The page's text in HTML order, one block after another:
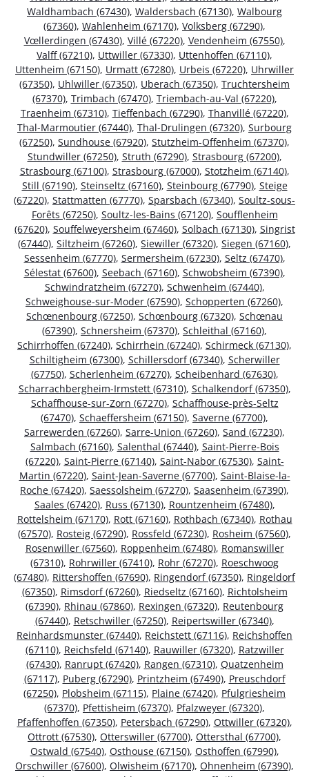
Waldhambach (67430), Waldersbach (67130), Walbourg
(67360), Wahlenheim (67170), Volksberg (67290),
Vœllerdingen (67430), Villé (67220), Vendenheim (67550),
Valff (67210), Uttwiller (67330), Uttenhoffen (67110),
Uttenheim (67150), Urmatt (67280), Urbeis (67220), Uhrwiller
(67350), Uhlwiller (67350), Uberach (67350), Truchtersheim
(67370), Trimbach (67470), Triembach-au-Val (67220),
Traenheim (67310), Tieffenbach (67290), Thanvillé (67220),
Thal-Marmoutier (67440), Thal-Drulingen (67320), Surbourg
(67250), Sundhouse (67920), Stutzheim-Offenheim (67370),
Stundwiller (67250), Struth (67290), Strasbourg (67200),
Strasbourg (67100), Strasbourg (67000), Stotzheim (67140),
Still (67190), Steinseltz (67160), Steinbourg (67790), Steige
(67220), Stattmatten (67770), Sparsbach (67340), Soultz-sous-
Forêts (67250), Soultz-les-Bains (67120), Soufflenheim
(67620), Souffelweyersheim (67460), Solbach (67130), Singrist
(67440), Siltzheim (67260), Siewiller (67320), Siegen (67160),
Sessenheim (67770), Sermersheim (67230), Seltz (67470),
Sélestat (67600), Seebach (67160), Schwobsheim (67390),
Schwindratzheim (67270), Schwenheim (67440),
Schweighouse-sur-Moder (67590), Schopperten (67260),
Schœnenbourg (67250), Schœnbourg (67320), Schœnau
(67390), Schnersheim (67370), Schleithal (67160),
Schirrhoffen (67240), Schirrhein (67240), Schirmeck (67130),
Schiltigheim (67300), Schillersdorf (67340), Scherwiller
(67750), Scherlenheim (67270), Scheibenhard (67630),
Scharrachbergheim-Irmstett (67310), Schalkendorf (67350),
Schaffhouse-sur-Zorn (67270), Schaffhouse-près-Seltz
(67470), Schaeffersheim (67150), Saverne (67700),
Sarrewerden (67260), Sarre-Union (67260), Sand (67230),
Salmbach (67160), Salenthal (67440), Saint-Pierre-Bois
(67220), Saint-Pierre (67140), Saint-Nabor (67530), Saint-
Martin (67220), Saint-Jean-Saverne (67700), Saint-Blaise-la-
Roche (67420), Saessolsheim (67270), Saasenheim (67390),
Saales (67420), Russ (67130), Rountzenheim (67480),
Rottelsheim (67170), Rott (67160), Rothbach (67340), Rothau
(67570), Rosteig (67290), Rossfeld (67230), Rosheim (67560),
Rosenwiller (67560), Roppenheim (67480), Romanswiller
(67310), Rohrwiller (67410), Rohr (67270), Roeschwoog
(67480), Rittershoffen (67690), Ringendorf (67350), Ringeldorf
(67350), Rimsdorf (67260), Riedseltz (67160), Richtolsheim
(67390), Rhinau (67860), Rexingen (67320), Reutenbourg
(67440), Retschwiller (67250), Reipertswiller (67340),
Reinhardsmunster (67440), Reichstett (67116), Reichshoffen
(67110), Reichsfeld (67140), Rauwiller (67320), Ratzwiller
(67430), Ranrupt (67420), Rangen (67310), Quatzenheim
(67117), Puberg (67290), Printzheim (67490), Preuschdorf
(67250), Plobsheim (67115), Plaine (67420), Pfulgriesheim
(67370), Pfettisheim (67370), Pfalzweyer (67320),
Pfaffenhoffen (67350), Petersbach (67290), Ottwiller (67320),
Ottrott (67530), Otterswiller (67700), Ottersthal (67700),
Ostwald (67540), Osthouse (67150), Osthoffen (67990),
Orschwiller (67600), Olwisheim (67170), Ohnenheim (67390),